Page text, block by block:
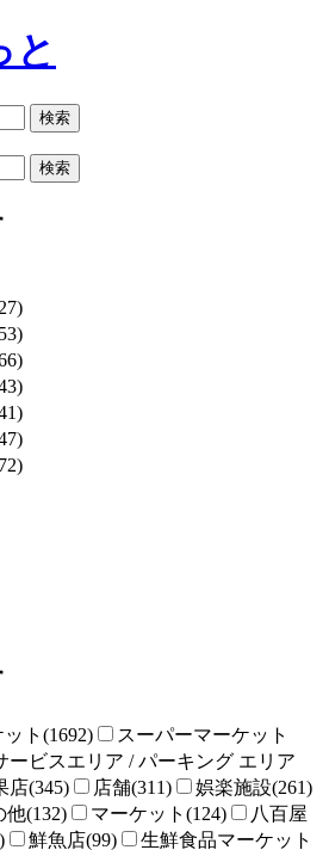
ト(1692)
スーパーマーケット
ービスエリア / パーキング エリア
店(345) 店舗(311)
娯楽施設(261)
他(132) マーケット(124)
八百屋
鮮魚店(99)
生鮮食品マーケット